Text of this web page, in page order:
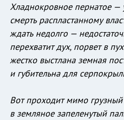
Хладнокровное пернатое —
смерть распластанному
ждать недолго —
перехватит дух, порвет в
жестко выстлана земная
и губительна для
Вот проходит мимо
в земляное запеленутый